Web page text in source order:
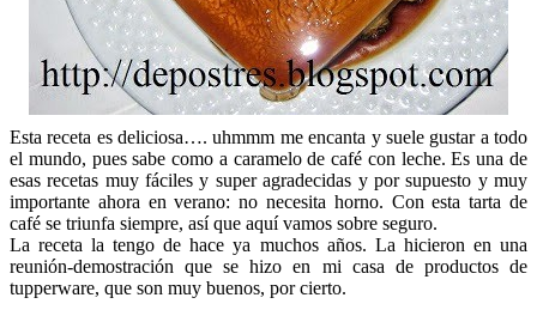
Esta receta es deliciosa…. uhmmm me encanta y suele gustar a todo
el mundo, pues sabe como a caramelo de café con leche. Es una de
esas recetas muy fáciles y super agradecidas y por supuesto y muy
importante ahora en verano: no necesita horno. Con esta tarta de
café se triunfa siempre, así que aquí vamos sobre seguro.
La receta la tengo de hace ya muchos años. La hicieron en una
reunión-demostración que se hizo en mi casa de productos de
tupperware, que son muy buenos, por cierto.